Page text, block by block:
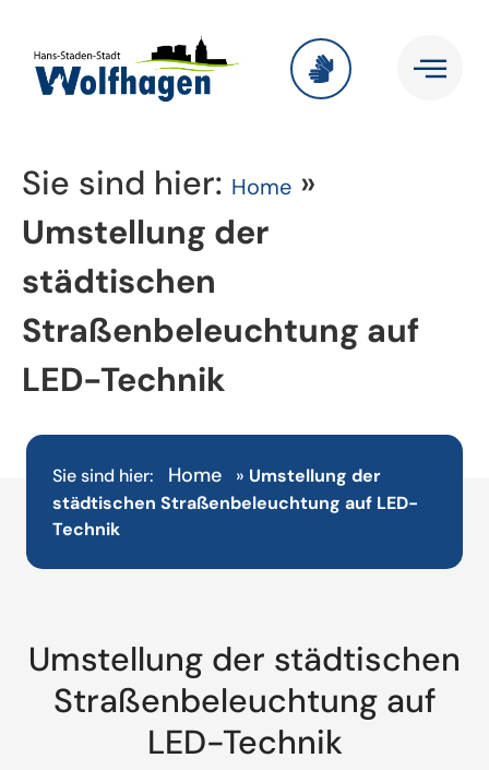
Sie sind hier: Home »
Umstellung der
städtischen
Straßenbeleuchtung auf
LED-Technik
Sie sind hier: Home » Umstellung der
städtischen Straßenbeleuchtung auf LED-
Technik
Umstellung der städtischen
Straßenbeleuchtung auf
LED-Technik